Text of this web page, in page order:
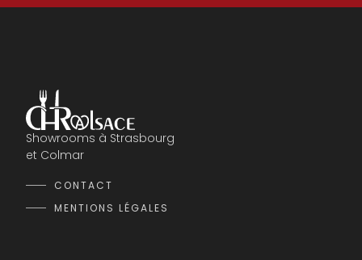
Showrooms à Strasbourg
et Colmar
CONTACT
MENTIONS LÉGALES